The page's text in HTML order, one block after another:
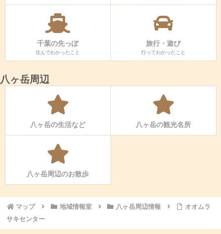
千葉の先っぽ
住んでわかったこと
旅行・遊び
行ってわかったこと
八ヶ岳周辺
八ヶ岳の生活など 八ヶ岳の観光名所
八ヶ岳周辺のお散歩
マップ 地域情報室 八ヶ岳周辺情報
オオムラ
サキセンター